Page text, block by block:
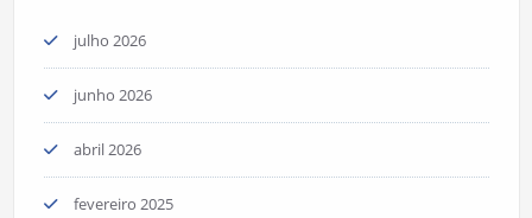
julho 2026
junho 2026
abril 2026
fevereiro 2025